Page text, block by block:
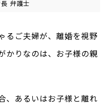
弁護士
るご夫婦が、離婚を視野
かりなのは、お子様の親
、あるいはお子様と離れ